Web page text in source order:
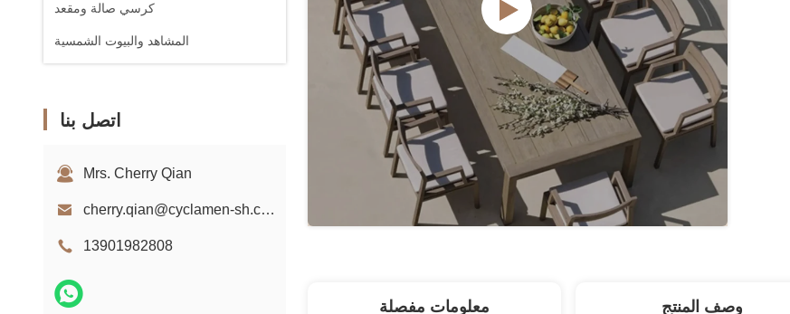
كرسي صالة ومقعد
المشاهد والبيوت الشمسية
اتصل بنا
Mrs. Cherry Qian
cherry.qian@cyclamen-sh.com
13901982808
معلومات مفصلة وصف المنتج